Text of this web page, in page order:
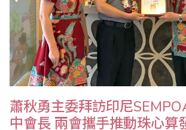
蕭秋勇主委拜訪印尼
中會長 兩會攜手推動珠心算